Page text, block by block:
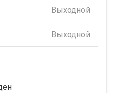
Выходной
Выходной